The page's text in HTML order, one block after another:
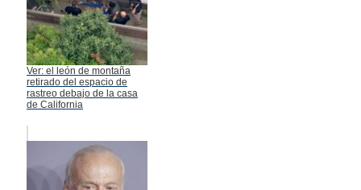
Ver: el león de montaña
retirado del espacio de
rastreo debajo de la casa
de California